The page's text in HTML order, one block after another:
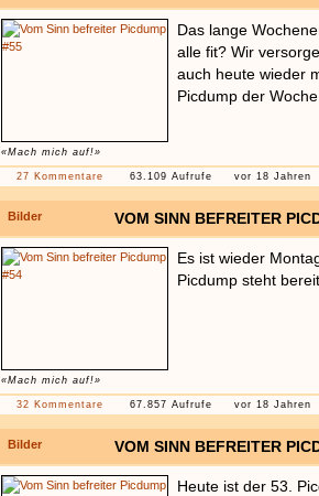
«Mach mich auf!»
Das lange
alle fit? Wir
auch heute wieder
Picdump der
27 Kommentare 63.109 Aufrufe vor 18 Jahren
Bilder VOM SINN BEFREITER
«Mach mich auf!»
Es ist wieder
Picdump steht
32 Kommentare 67.857 Aufrufe vor 18 Jahren
Bilder VOM SINN BEFREITER
Heute ist der 53.